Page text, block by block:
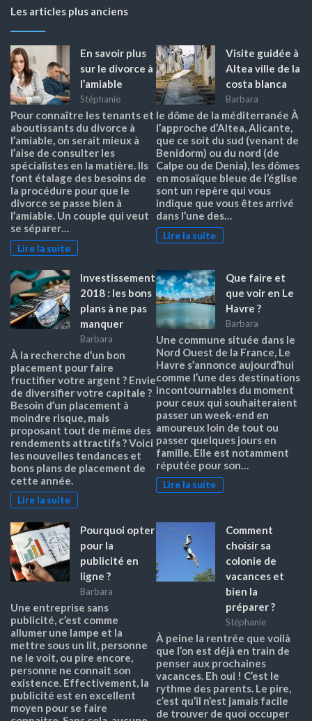
Les articles plus anciens
En savoir plus
sur le divorce à
l’amiable
Stéphanie
Pour connaître les tenants et
aboutissants du divorce à
l’amiable, on serait mieux à
l’aise de consulter les
spécialistes en la matière. Ils
font étalage des besoins de
la procédure pour que le
divorce se passe bien à
l’amiable. Un couple qui veut
se séparer…
Lire la suite
Visite guidée à
Altea ville de la
costa blanca
Barbara
le dôme de la méditerranée À
l’approche d’Altea, Alicante,
que ce soit du sud (venant de
Benidorm) ou du nord (de
Calpe ou de Denia), les dômes
en mosaïque bleue de l’église
sont un repère qui vous
indique que vous êtes arrivé
dans l’une des…
Lire la suite
Investissement
2018 : les bons
plans à ne pas
manquer
Barbara
À la recherche d’un bon
placement pour faire
fructifier votre argent ? Envie
de diversifier votre capitale ?
Besoin d’un placement à
moindre risque, mais
proposant tout de même des
rendements attractifs ? Voici
les nouvelles tendances et
bons plans de placement de
cette année.
Lire la suite
Que faire et
que voir en Le
Havre ?
Barbara
Une commune située dans le
Nord Ouest de la France, Le
Havre s’annonce aujourd’hui
comme l’une des destinations
incontournables du moment
pour ceux qui souhaiteraient
passer un week-end en
amoureux loin de tout ou
passer quelques jours en
famille. Elle est notamment
réputée pour son…
Lire la suite
Pourquoi opter
pour la
publicité en
ligne ?
Barbara
Une entreprise sans
publicité, c’est comme
allumer une lampe et la
mettre sous un lit, personne
ne le voit, ou pire encore,
personne ne connait son
existence. Effectivement, la
publicité est en excellent
moyen pour se faire
Comment
choisir sa
colonie de
vacances et
bien la
préparer ?
Stéphanie
À peine la rentrée que voilà
que l’on est déjà en train de
penser aux prochaines
vacances. Eh oui ! C’est le
rythme des parents. Le pire,
c’est qu’il n’est jamais facile
de trouver de quoi occuper